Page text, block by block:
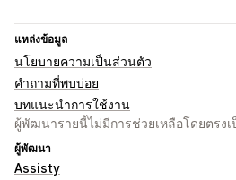
แหล่งข้อมูล
นโยบายความเป็นส่วนตัว
คำถามที่พบบ่อย
บทแนะนำการใช้งาน
ผู้พัฒนารายนี้ไม่มีการช่วยเหลือโดยตรง
ผู้พัฒนา
Assisty